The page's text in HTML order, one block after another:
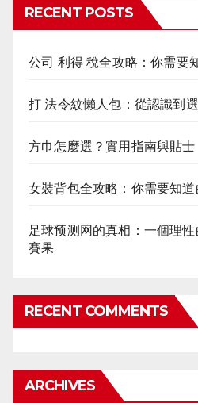
RECENT POSTS
公司 利得 稅全攻略：你需要
打 法令紋懶人包：從認識到
方巾怎麼選？實用指南與貼士
女裝背包全攻略：你需要知
足球预测网的真相：一個理
賽果
RECENT COMMENTS
ARCHIVES